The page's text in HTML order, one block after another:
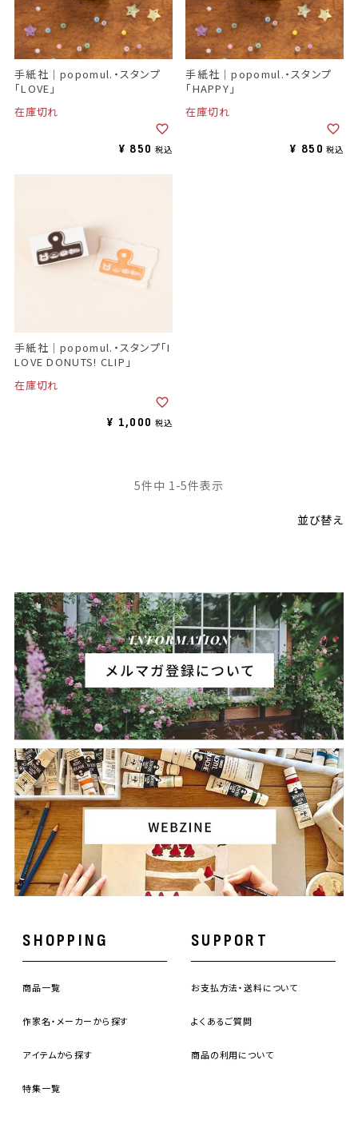
手紙社｜popomul.・スタンプ
「LOVE」
在庫切れ
¥ 850 税込
手紙社｜popomul.・スタンプ
「HAPPY」
在庫切れ
¥ 850 税込
手紙社｜popomul.・スタンプ「I
LOVE DONUTS! CLIP」
在庫切れ
¥ 1,000 税込
並び替え
5件中 1-5件表示
SHOPPING
商品一覧
作家名・メーカーから探す
アイテムから探す
特集一覧
SUPPORT
お支払方法・送料について
よくあるご質問
商品の利用について